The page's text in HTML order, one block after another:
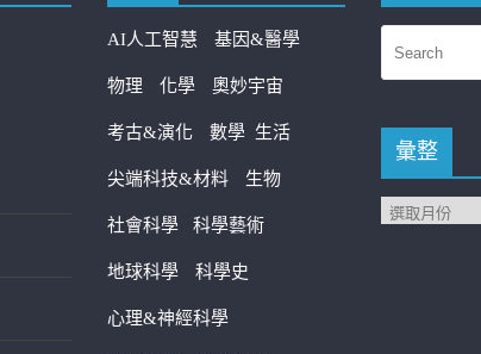
AI人工智慧 基因&醫學
物理 化學 奧妙宇宙
考古&演化 數學 生活
尖端科技&材料 生物
社會科學 科學藝術
地球科學 科學史
心理&神經科學
彙整